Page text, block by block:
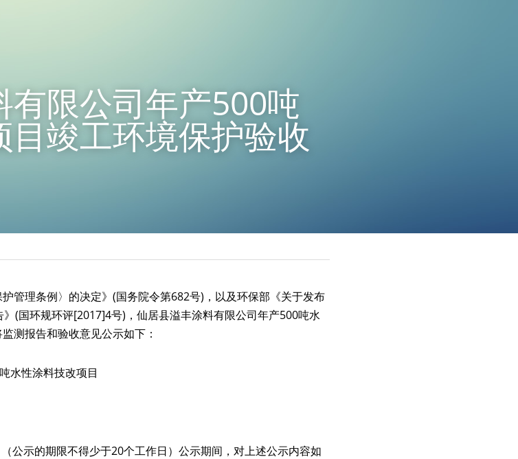
限公司年产500吨
竣工环境保护验收
管理条例〉的决定》(国务院令第682号)，以及环保部《关于发布
(国环规环评[2017]4号)，仙居县溢丰涂料有限公司年产500吨水
测报告和验收意见公示如下：
水性涂料技改项目
公示的期限不得少于20个工作日）公示期间，对上述公示内容如